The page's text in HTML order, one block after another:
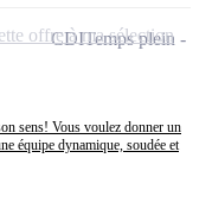
sens! Vous voulez donner un
équipe dynamique, soudée et
CDITemps plein
offre à ma sélection